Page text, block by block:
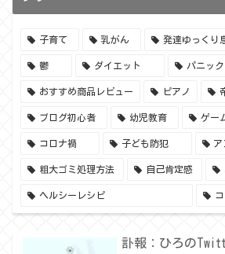
子育て 乳がん 発達ゆっくり
鬱 ダイエット パニック
おすすめ商品レビュー ピアノ
ブログ初心者 幼児教育 ゲー
コロナ禍 子ども防犯 ア
粗大ゴミ処理方法 自己肯定感
ヘルシーレシピ
訃報：ひろの